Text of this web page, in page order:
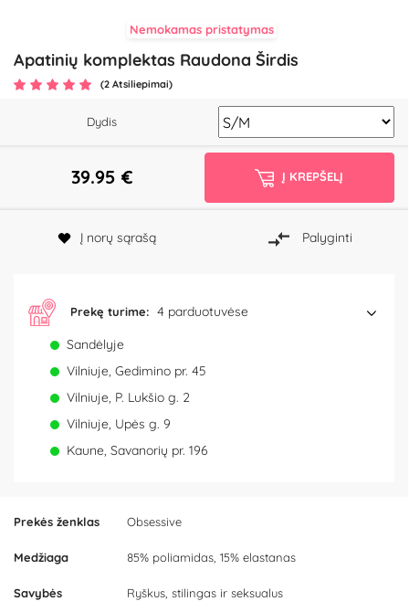
Nemokamas pristatymas
Apatinių komplektas Raudona Širdis
(2 Atsiliepimai)
Prekės ženklas Obsessive
Medžiaga 85% poliamidas, 15% elastanas
Savybės Ryškus, stilingas ir seksualus
Dydis
39.95 € Į KREPŠELĮ
Į norų sąrašą Palyginti
Prekę turime: 4 parduotuvėse
Sandėlyje
Vilniuje, Gedimino pr. 45
Vilniuje, P. Lukšio g. 2
Vilniuje, Upės g. 9
Kaune, Savanorių pr. 196